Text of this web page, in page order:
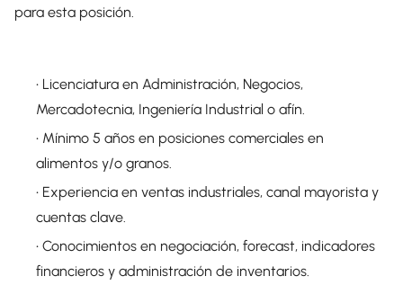
para esta posición.
• Licenciatura en Administración, Negocios,
Mercadotecnia, Ingeniería Industrial o afín.
• Mínimo 5 años en posiciones comerciales en
alimentos y/o granos.
• Experiencia en ventas industriales, canal mayorista y
cuentas clave.
• Conocimientos en negociación, forecast, indicadores
financieros y administración de inventarios.